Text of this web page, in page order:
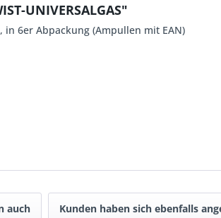
UNIVERSALGAS"
in 6er Abpackung (Ampullen mit EAN)
auch Kunden haben sich ebenfalls